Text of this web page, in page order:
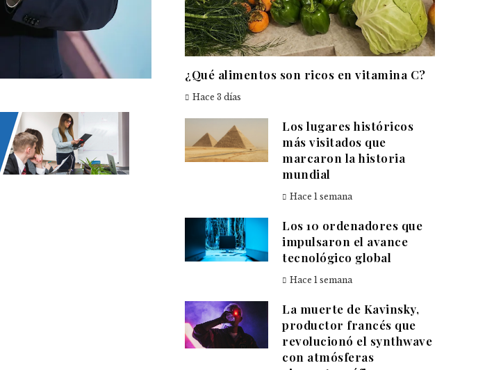
¿Qué alimentos son ricos en vitamina C?
Hace 3 días
Los lugares históricos
más visitados que
marcaron la historia
mundial
Hace 1 semana
Los 10 ordenadores que
impulsaron el avance
tecnológico global
Hace 1 semana
La muerte de Kavinsky,
productor francés que
revolucionó el synthwave
con atmósferas